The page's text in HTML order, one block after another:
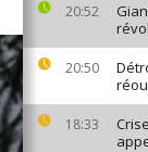
20:52
20:50
18:33